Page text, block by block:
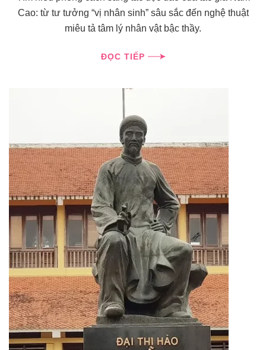
Cao: từ tư tưởng “vị nhân sinh” sâu sắc đến nghệ thuật
miêu tả tâm lý nhân vật bậc thầy.
ĐỌC TIẾP